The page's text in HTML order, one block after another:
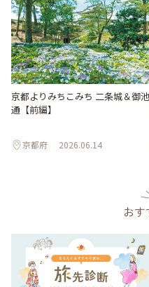
京都よりみちこみち 二条城＆御池
通【前編】
京都府 2026.06.14
お